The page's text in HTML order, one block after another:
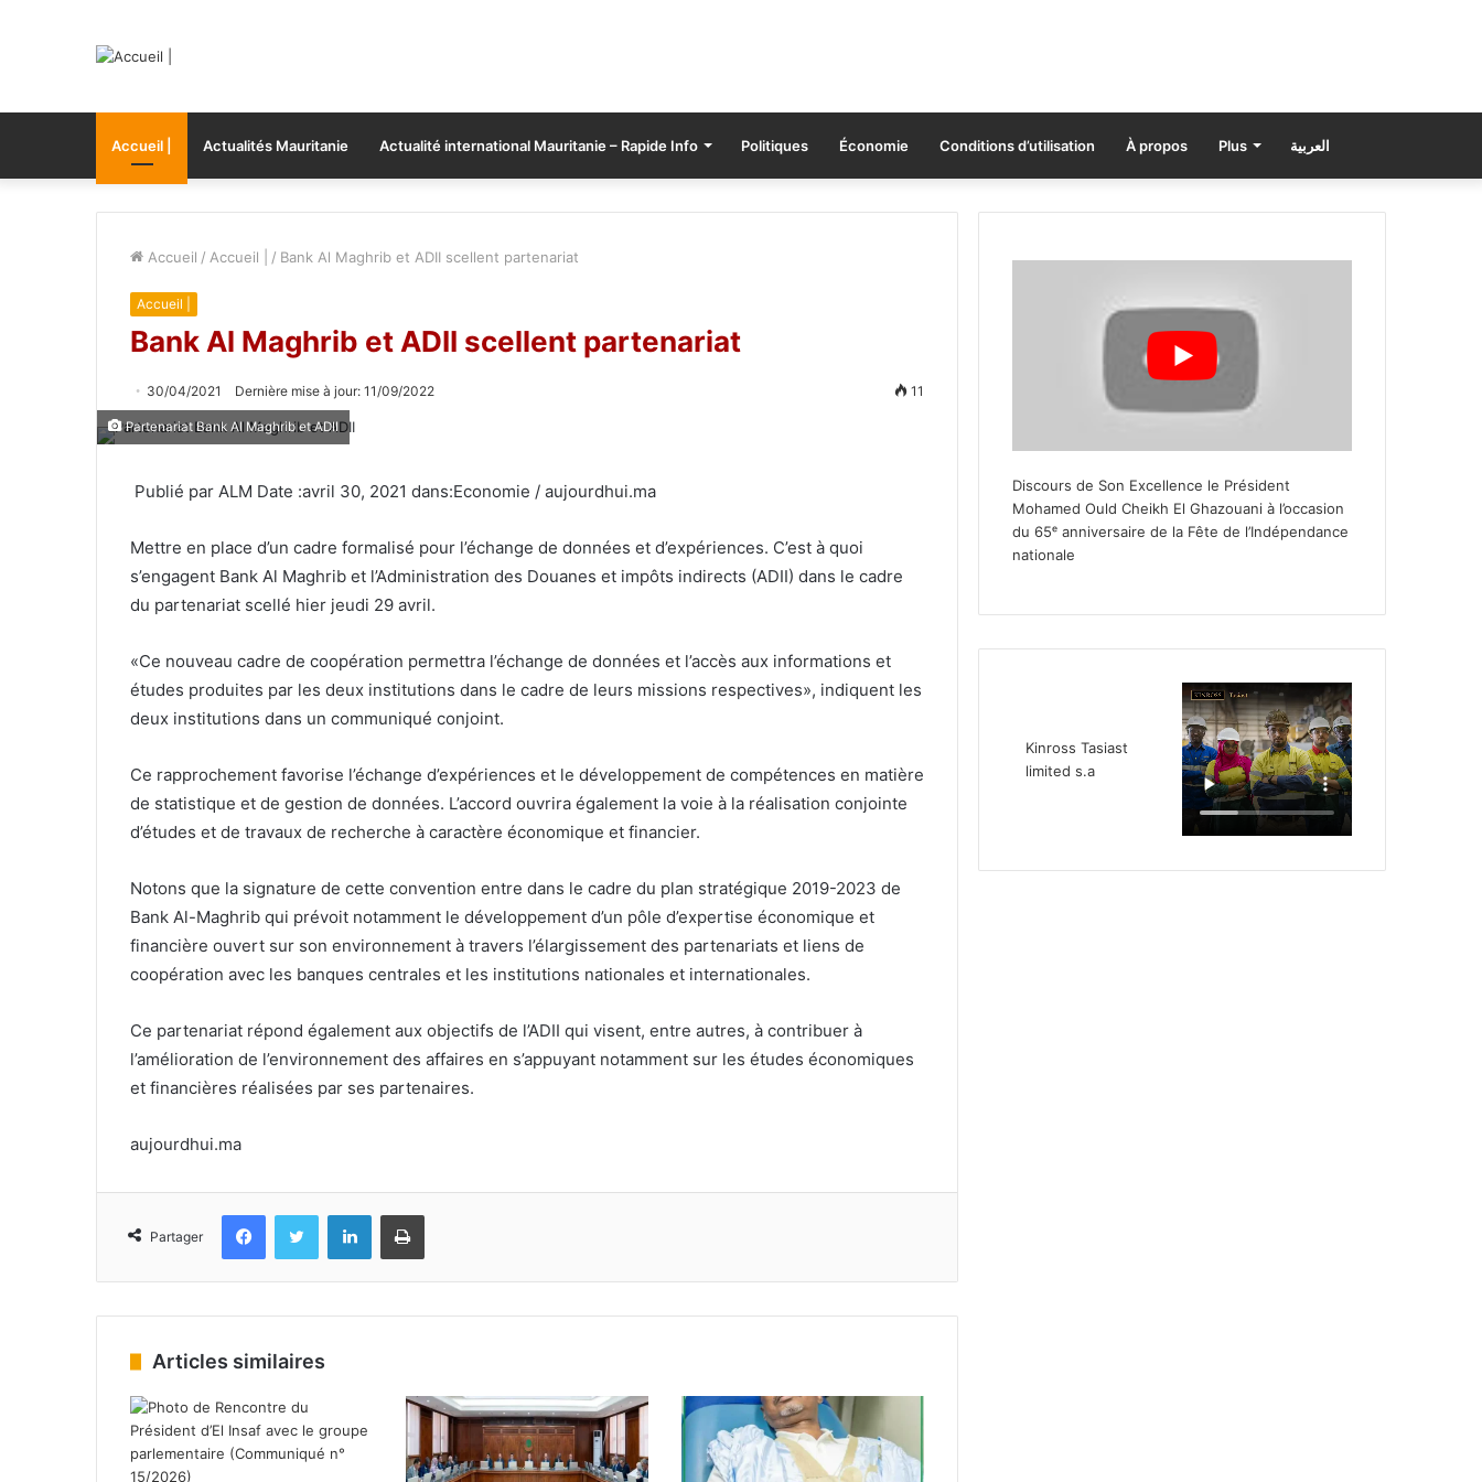
Accueil | Actualités Mauritanie Actualité international Mauritanie – Rapide Info Politiques Économie Conditions d’utilisation À propos Plus العربية
Accueil / Accueil | / Bank Al Maghrib et ADII scellent partenariat
Accueil |
Bank Al Maghrib et ADII scellent partenariat
30/04/2021 Dernière mise à jour: 11/09/2022 11
Partenariat Bank Al Maghrib et ADII
Publié par ALM Date :avril 30, 2021 dans:Economie / aujourdhui.ma
Mettre en place d’un cadre formalisé pour l’échange de données et d’expériences. C’est à quoi
s’engagent Bank Al Maghrib et l’Administration des Douanes et impôts indirects (ADII) dans le cadre
du partenariat scellé hier jeudi 29 avril.
«Ce nouveau cadre de coopération permettra l’échange de données et l’accès aux informations et
études produites par les deux institutions dans le cadre de leurs missions respectives», indiquent les
deux institutions dans un communiqué conjoint.
Ce rapprochement favorise l’échange d’expériences et le développement de compétences en matière
de statistique et de gestion de données. L’accord ouvrira également la voie à la réalisation conjointe
d’études et de travaux de recherche à caractère économique et financier.
Notons que la signature de cette convention entre dans le cadre du plan stratégique 2019-2023 de
Bank Al-Maghrib qui prévoit notamment le développement d’un pôle d’expertise économique et
financière ouvert sur son environnement à travers l’élargissement des partenariats et liens de
coopération avec les banques centrales et les institutions nationales et internationales.
Ce partenariat répond également aux objectifs de l’ADII qui visent, entre autres, à contribuer à
l’amélioration de l’environnement des affaires en s’appuyant notamment sur les études économiques
et financières réalisées par ses partenaires.
aujourdhui.ma
Partager
FacebookTwitter LinkedinImprimer
Articles similaires
Discours de Son Excellence le Président
Mohamed Ould Cheikh El Ghazouani à l’occasion
du 65ᵉ anniversaire de la Fête de l’Indépendance
nationale
Kinross Tasiast
limited s.a